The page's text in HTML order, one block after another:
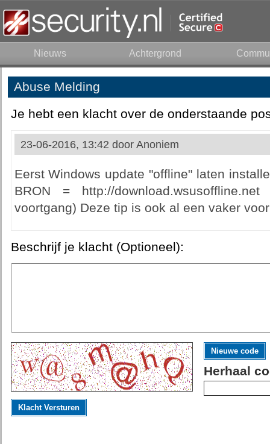
Nieuws Achtergrond
Abuse Melding
Je hebt een klacht over de onderstaande
23-06-2016, 13:42 door Anoniem
Eerst Windows update "offline" laten
BRON = http://
voortgang) Deze tip is ook al een vaker
Beschrijf je klacht (Optioneel):
Nieuwe code
Herhaal
Klacht Versturen